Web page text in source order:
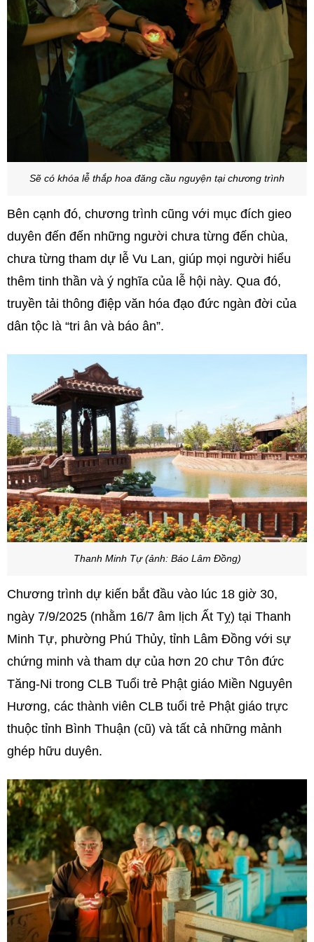
Sẽ có khóa lễ thắp hoa đăng cầu nguyện tại chương trình
Bên cạnh đó, chương trình cũng với mục đích gieo
duyên đến đến những người chưa từng đến chùa,
chưa từng tham dự lễ Vu Lan, giúp mọi người hiểu
thêm tinh thần và ý nghĩa của lễ hội này. Qua đó,
truyền tải thông điệp văn hóa đạo đức ngàn đời của
dân tộc là “tri ân và báo ân”.
Thanh Minh Tự (ảnh: Báo Lâm Đồng)
Chương trình dự kiến bắt đầu vào lúc 18 giờ 30,
ngày 7/9/2025 (nhằm 16/7 âm lịch Ất Tỵ) tại Thanh
Minh Tự, phường Phú Thủy, tỉnh Lâm Đồng với sự
chứng minh và tham dự của hơn 20 chư Tôn đức
Tăng-Ni trong CLB Tuổi trẻ Phật giáo Miền Nguyên
Hương, các thành viên CLB tuổi trẻ Phật giáo trực
thuộc tỉnh Bình Thuận (cũ) và tất cả những mảnh
ghép hữu duyên.